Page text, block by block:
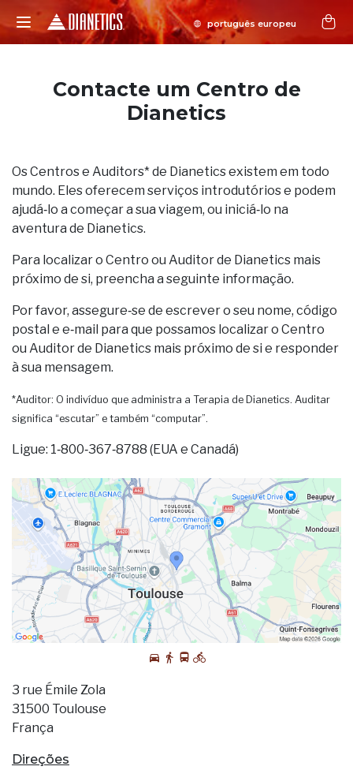
Contacte um Centro de
Dianetics
Os Centros e Auditors* de Dianetics existem em todo
mundo. Eles oferecem serviços introdutórios e podem
ajudá‑lo a começar a sua viagem, ou iniciá‑lo na
aventura de Dianetics.
Para localizar o Centro ou Auditor de Dianetics mais
próximo de si, preencha a seguinte informação.
Por favor, assegure‑se de escrever o seu nome, código
postal e e‑mail para que possamos localizar o Centro
ou Auditor de Dianetics mais próximo de si e responder
à sua mensagem.
*Auditor: O indivíduo que administra a Terapia de Dianetics. Auditar
significa “escutar” e também “computar”.
Ligue: 1‑800‑367‑8788 (EUA e Canadá)
3 rue Émile Zola
31500 Toulouse
França
Direções